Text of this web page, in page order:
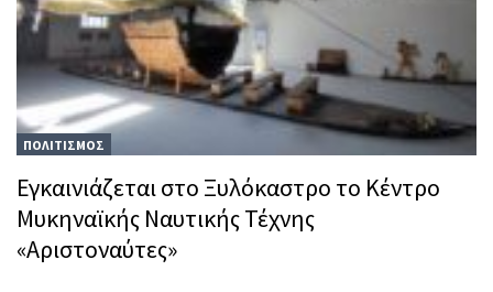
ΠΟΛΙΤΙΣΜΟΣ
Εγκαινιάζεται στο Ξυλόκαστρο το Κέντρο
Μυκηναϊκής Ναυτικής Τέχνης
«Αριστοναύτες»